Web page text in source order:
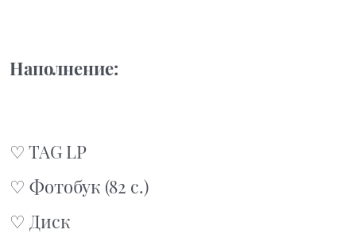
Наполнение:
♡ TAG LP
♡ Фотобук (82 с.)
♡ Диск